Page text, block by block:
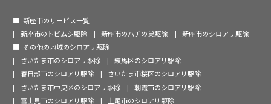
新座市のサービス一覧
新座市のトビムシ駆除
新座市のハチの巣駆除
新座市のシロアリ駆除
その他の地域のシロアリ駆除
さいたま市のシロアリ駆除
練馬区のシロアリ駆除
春日部市のシロアリ駆除
さいたま市桜区のシロアリ駆除
さいたま市中央区のシロアリ駆除
朝霞市のシロアリ駆除
富士見市のシロアリ駆除
上尾市のシロアリ駆除